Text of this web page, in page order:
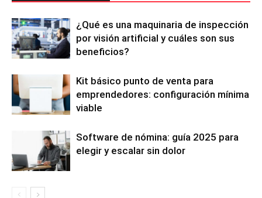
¿Qué es una maquinaria de inspección
por visión artificial y cuáles son sus
beneficios?
Kit básico punto de venta para
emprendedores: configuración mínima
viable
Software de nómina: guía 2025 para
elegir y escalar sin dolor